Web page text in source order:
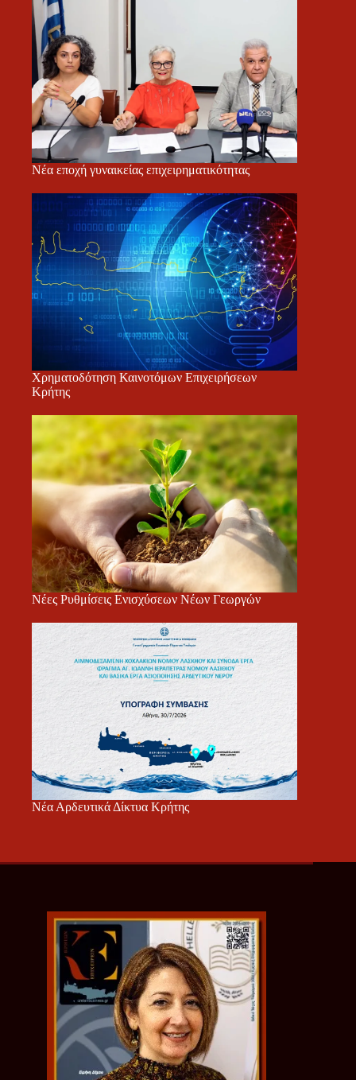
Νέα εποχή γυναικείας επιχειρηματικότητας
Χρηματοδότηση Καινοτόμων Επιχειρήσεων
Κρήτης
Νέες Ρυθμίσεις Ενισχύσεων Νέων Γεωργών
Νέα Αρδευτικά Δίκτυα Κρήτης